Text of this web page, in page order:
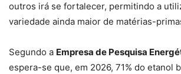
outros irá se fortalecer, permitindo a
variedade ainda maior de matérias-
Segundo a Empresa de Pesquisa
espera-se que, em 2026, 71% do etanol